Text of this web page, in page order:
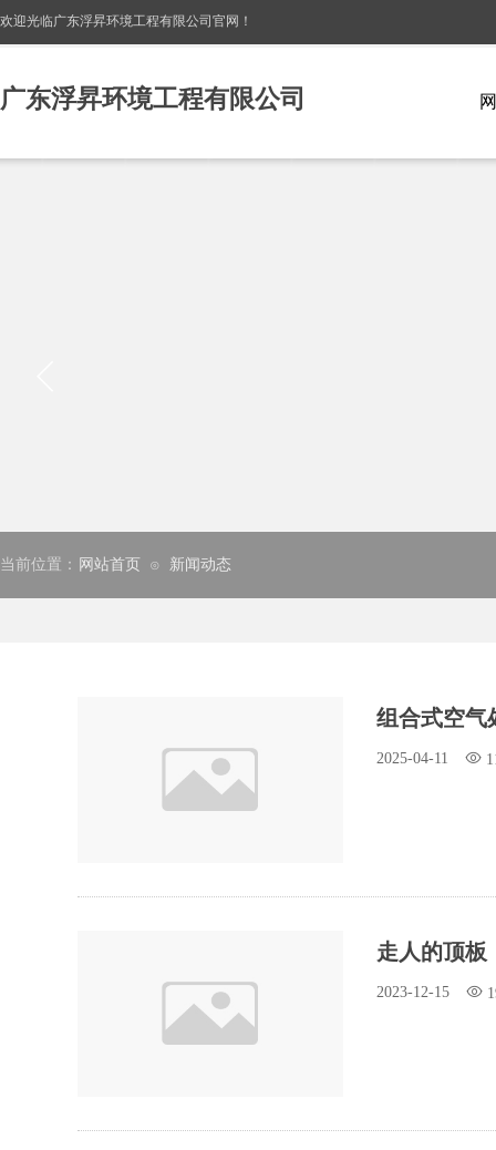
欢迎光临广东浮昇环境工程有限公司 官网！
广东浮昇环境工程有限公司
当前位置： 网站首页 ⊙ 新闻动态
组合式空气
2025-04-11
走人的顶板
2023-12-15